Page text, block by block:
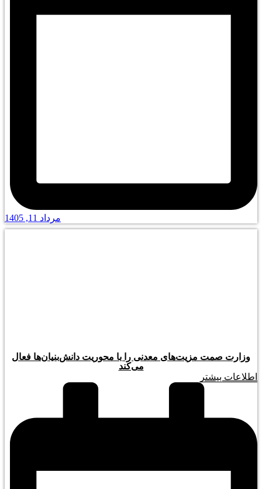
مرداد 11, 1405
وزارت صمت مزیت‌های معدنی را با محوریت دانش‌بنیان‌ها فعال
می‌کند
اطلاعات بیشتر